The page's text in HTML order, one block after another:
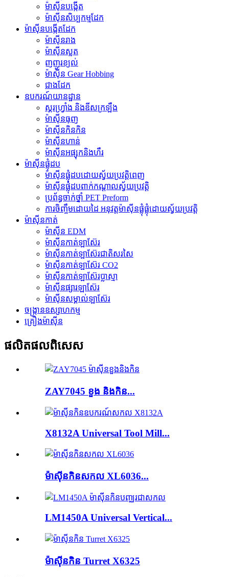
ម៉ាស៊ីនបង្កើត
ម៉ាស៊ីនសិប្បកម្មដែក
ម៉ាស៊ីនបង្កើតដែក
ម៉ាស៊ីនរាង
ម៉ាស៊ីនស្លត
ញញួរខ្យល់
ម៉ាស៊ីន Gear Hobbing
ជាងដែក
ឧបករណ៍យានដ្ឋាន
ស្គរហ្វ្រាំង និងឌីសក្រឡឹង
ម៉ាស៊ីនធុញ
ម៉ាស៊ីនកិនកិន
ម៉ាស៊ីនហាន់
ម៉ាស៊ីនអផ្សុកនិងហឹរ
ម៉ាស៊ីនផ្លុំដប
ម៉ាស៊ីនផ្លុំដបដោយស្វ័យប្រវត្តិពេញ
ម៉ាស៊ីនផ្លុំដបពាក់កណ្តាលស្វ័យប្រវត្តិ
ប្រព័ន្ធចាក់ថ្នាំ PET Preform
ការចិញ្ចឹមដោយដៃ អនុវត្តម៉ាស៊ីនផ្លុំផ្លុំដោយស្វ័យប្រវត្តិ
ម៉ាស៊ីនកាត់
ម៉ាស៊ីន EDM
ម៉ាស៊ីនកាត់ឡាស៊ែរ
ម៉ាស៊ីនកាត់ឡាស៊ែរជាតិសរសៃ
ម៉ាស៊ីនកាត់ឡាស៊ែរ CO2
ម៉ាស៊ីនកាត់ឡាស៊ែរប្លាស្មា
ម៉ាស៊ីនផ្សារឡាស៊ែរ
ម៉ាស៊ីនសម្គាល់ឡាស៊ែរ
ចង្ក្រានឧស្សាហកម្ម
គ្រឿងម៉ាស៊ីន
ផលិតផលពិសេស
ZAY7045 ខួង និងកិន...
X8132A Universal Tool Mill...
ម៉ាស៊ីនកិនសកល XL6036...
LM1450A Universal Vertical...
ម៉ាស៊ីនកិន Turret X6325